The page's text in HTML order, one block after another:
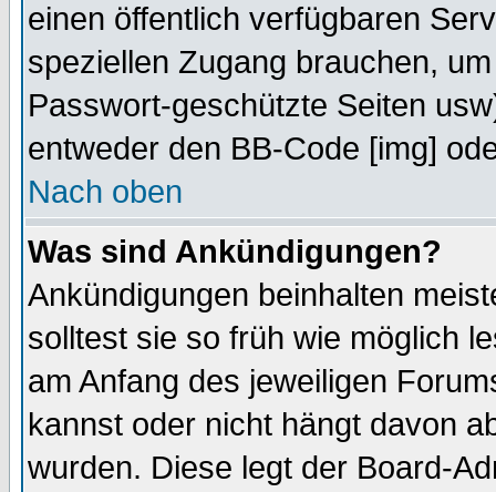
einen öffentlich verfügbaren
speziellen Zugang brauchen,
Passwort-geschützte Seiten
entweder den BB-Code [img]
Nach oben
Was sind Ankündigungen?
Ankündigungen beinhalten
solltest sie so früh wie möglich
am Anfang des jeweiligen
kannst oder nicht hängt davon
wurden. Diese legt der Board-